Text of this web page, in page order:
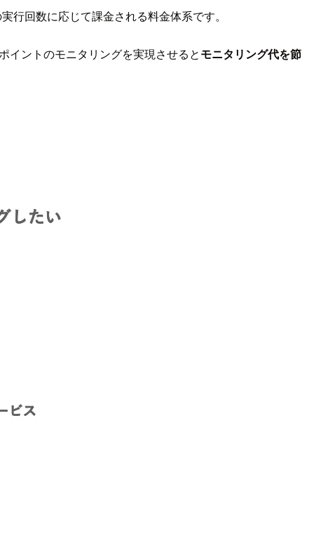
回数に応じて課金される料金体系です。
イントのモニタリングを実現させるとモニタリング代を節